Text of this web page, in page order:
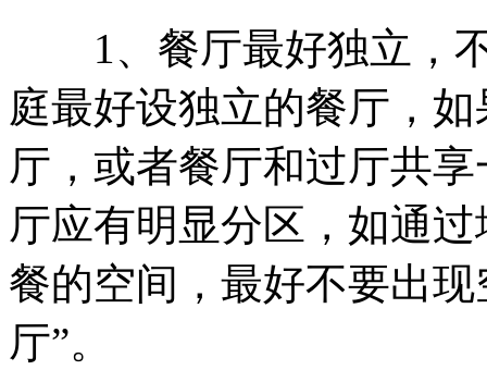
1、餐厅最好独立，不
庭最好设独立的餐厅，
厅，或者餐厅和过厅共
厅应有明显分区，如通
餐的空间，最好不要出
厅”。